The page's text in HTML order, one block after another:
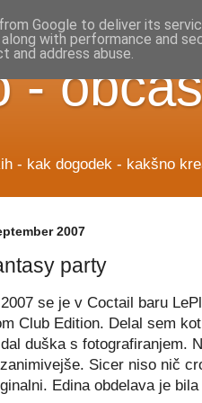
-
- kak dogodek - kakšno
2007
party
se je v Coctail baru
Club Edition. Delal sem
duška s fotografiranjem.
Sicer niso nič
Edina obdelava je
Google to deliver its
with performance and
address abuse.